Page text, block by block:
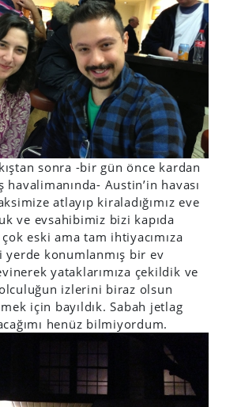
sonra -bir gün önce kardan
Austin’in havası
atlayıp kiraladığımız eve
ve evsahibimiz bizi kapıda
eski ama tam ihtiyacımıza
yerde konumlanmış bir ev
yataklarımıza çekildik ve
izlerini biraz olsun
için bayıldık. Sabah jetlag
henüz bilmiyordum.